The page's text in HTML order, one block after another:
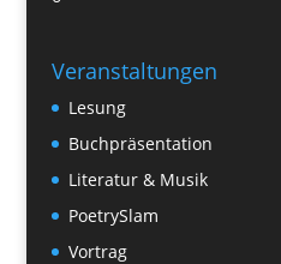
Veranstaltungen
Lesung
Buchpräsentation
Literatur & Musik
PoetrySlam
Vortrag